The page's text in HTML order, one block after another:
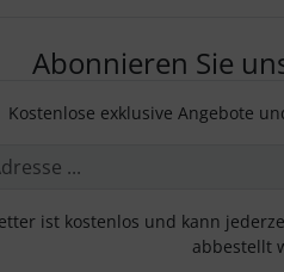
Abonnieren Sie
Kostenlose exklusive Angebote
ist kostenlos und kann
abbestellt